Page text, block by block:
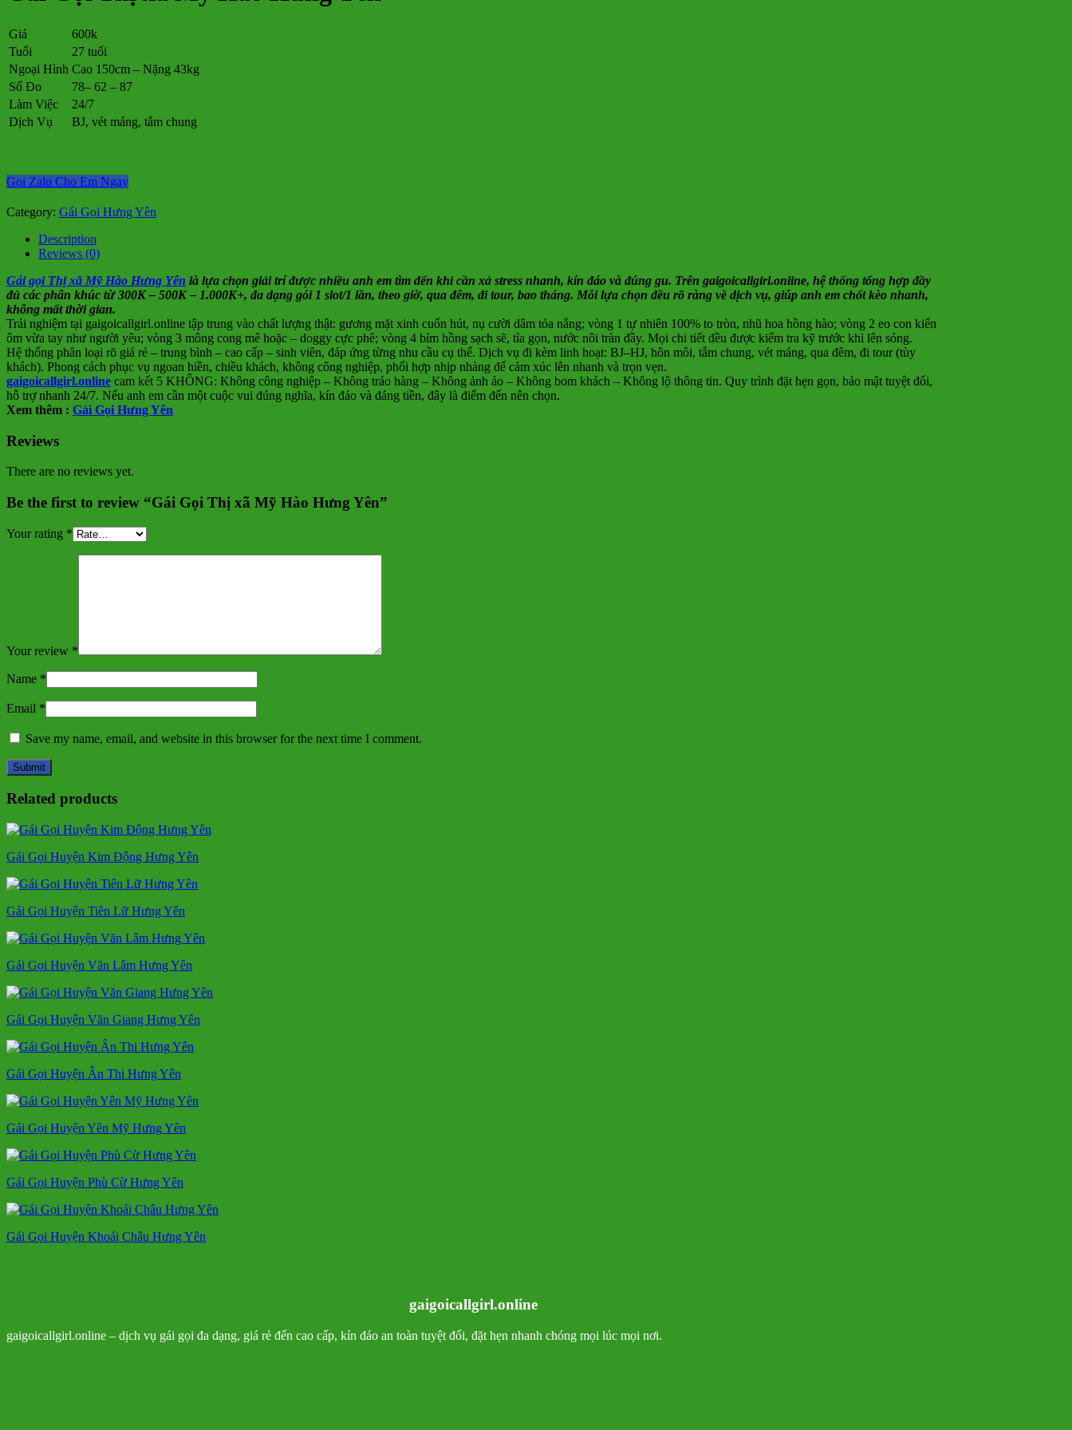
Giá
600k
Tuổi
27 tuổi
Ngoại Hình Cao 150cm – Nặng 43kg
Số Đo
78– 62 – 87
Làm Việc
24/7
Dịch Vụ
BJ, vét máng, tắm chung
Gọi Zalo Cho Em Ngay
Category: Gái Gọi Hưng Yên
Description
Reviews (0)
Gái gọi Thị xã Mỹ Hào Hưng Yên là lựa chọn giải trí được nhiều anh em tìm đến khi cần xả stress nhanh, kín đáo và đúng gu. Trên gaigoicallgirl.online, hệ thống tổng hợp đầy
đủ các phân khúc từ 300K – 500K – 1.000K+, đa dạng gói 1 slot/1 lần, theo giờ, qua đêm, đi tour, bao tháng. Mỗi lựa chọn đều rõ ràng về dịch vụ, giúp anh em chốt kèo nhanh,
không mất thời gian.
Trải nghiệm tại gaigoicallgirl.online tập trung vào chất lượng thật: gương mặt xinh cuốn hút, nụ cười dâm tỏa nắng; vòng 1 tự nhiên 100% to tròn, nhũ hoa hồng hào; vòng 2 eo con kiến
ôm vừa tay như người yêu; vòng 3 mông cong mê hoặc – doggy cực phê; vòng 4 bím hồng sạch sẽ, tỉa gọn, nước nôi tràn đầy. Mọi chi tiết đều được kiểm tra kỹ trước khi lên sóng.
Hệ thống phân loại rõ giá rẻ – trung bình – cao cấp – sinh viên, đáp ứng từng nhu cầu cụ thể. Dịch vụ đi kèm linh hoạt: BJ–HJ, hôn môi, tắm chung, vét máng, qua đêm, đi tour (tùy
khách). Phong cách phục vụ ngoan hiền, chiều khách, không công nghiệp, phối hợp nhịp nhàng để cảm xúc lên nhanh và trọn vẹn.
gaigoicallgirl.online cam kết 5 KHÔNG: Không công nghiệp – Không tráo hàng – Không ảnh ảo – Không bom khách – Không lộ thông tin. Quy trình đặt hẹn gọn, bảo mật tuyệt đối,
hỗ trợ nhanh 24/7. Nếu anh em cần một cuộc vui đúng nghĩa, kín đáo và đáng tiền, đây là điểm đến nên chọn.
Xem thêm : Gái Gọi Hưng Yên
Reviews
There are no reviews yet.
Be the first to review “Gái Gọi Thị xã Mỹ Hào Hưng Yên”
Your rating *
Your review *
Name *
Email *
Save my name, email, and website in this browser for the next time I comment.
Related products
Gái Gọi Huyện Kim Động Hưng Yên
Gái Gọi Huyện Tiên Lữ Hưng Yên
Gái Gọi Huyện Văn Lâm Hưng Yên
Gái Gọi Huyện Văn Giang Hưng Yên
Gái Gọi Huyện Ân Thi Hưng Yên
Gái Gọi Huyện Yên Mỹ Hưng Yên
Gái Gọi Huyện Phù Cừ Hưng Yên
Gái Gọi Huyện Khoái Châu Hưng Yên
gaigoicallgirl.online
gaigoicallgirl.online – dịch vụ gái gọi đa dạng, giá rẻ đến cao cấp, kín đáo an toàn tuyệt đối, đặt hẹn nhanh chóng mọi lúc mọi nơi.